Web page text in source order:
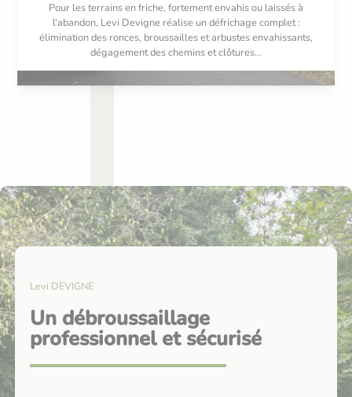
Pour les terrains en friche, fortement envahis ou laissés à
l’abandon, Levi Devigne réalise un défrichage complet :
élimination des ronces, broussailles et arbustes envahissants,
dégagement des chemins et clôtures...
Levi DEVIGNE
Un débroussaillage
professionnel et sécurisé